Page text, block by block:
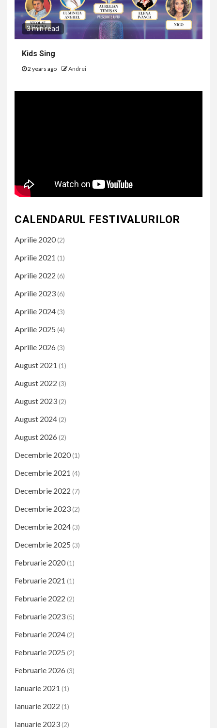
3 min read
Kids Sing
2 years ago Andrei
CALENDARUL FESTIVALURILOR
Aprilie 2020(2)
Aprilie 2021 (1)
Aprilie 2022 (6)
Aprilie 2023(6)
Aprilie 2024(3)
Aprilie 2025 (4)
Aprilie 2026 (3)
August 2021 (1)
August 2022 (3)
August 2023(2)
August 2024(2)
August 2026 (2)
Decembrie 2020(1)
Decembrie 2021 (4)
Decembrie 2022 (7)
Decembrie 2023(2)
Decembrie 2024(3)
Decembrie 2025 (3)
Februarie 2020(1)
Februarie 2021 (1)
Februarie 2022 (2)
Februarie 2023(5)
Februarie 2024(2)
Februarie 2025 (2)
Februarie 2026 (3)
Ianuarie 2021 (1)
Ianuarie 2022 (1)
Ianuarie 2023(2)